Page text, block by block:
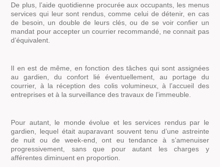
De plus, l’aide quotidienne procurée aux occupants, les menus
services qui leur sont rendus, comme celui de détenir, en cas
de besoin, un double de leurs clés, ou de se voir confier un
mandat pour accepter un courrier recommandé, ne connait pas
d’équivalent.
Il en est de même, en fonction des tâches qui sont assignées
au gardien, du confort lié éventuellement, au portage du
courrier, à la réception des colis volumineux, à l’accueil des
entreprises et à la surveillance des travaux de l’immeuble.
Pour autant, le monde évolue et les services rendus par le
gardien, lequel était auparavant souvent tenu d’une astreinte
de nuit ou de week-end, ont eu tendance à s’amenuiser
progressivement, sans que pour autant les charges y
afférentes diminuent en proportion.